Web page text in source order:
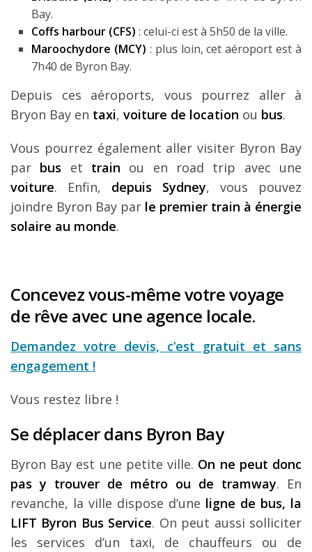
Bay.
Coffs harbour (CFS) : celui-ci est à 5h50 de la ville.
Maroochydore (MCY) : plus loin, cet aéroport est à
7h40 de Byron Bay.
Depuis ces aéroports, vous pourrez aller à
Bryon Bay en taxi, voiture de location ou bus.
Vous pourrez également aller visiter Byron Bay
par bus et train ou en road trip avec une
voiture. Enfin, depuis Sydney, vous pouvez
joindre Byron Bay par le premier train à énergie
solaire au monde.
Concevez vous-même votre voyage
de rêve avec une agence locale.
Demandez votre devis, c’est gratuit et sans
engagement !
Vous restez libre !
Se déplacer dans Byron Bay
Byron Bay est une petite ville. On ne peut donc
pas y trouver de métro ou de tramway. En
revanche, la ville dispose d’une ligne de bus, la
LIFT Byron Bus Service. On peut aussi solliciter
les services d’un taxi, de chauffeurs ou de